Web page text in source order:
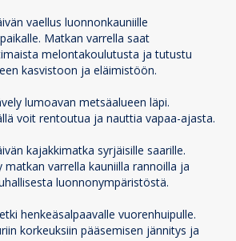
vaellus luonnonkauniille
Matkan varrella saat
melontakoulutusta ja tutustu
kasvistoon ja eläimistöön.
lumoavan metsäalueen läpi.
voit rentoutua ja nauttia vapaa-ajasta.
kajakkimatka syrjäisille saarille.
matkan varrella kauniilla rannoilla ja
luonnonympäristöstä.
henkeäsalpaavalle vuorenhuipulle.
korkeuksiin pääsemisen jännitys ja